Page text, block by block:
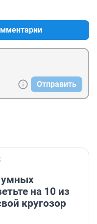
Отправить
умных
на 10 из
кругозор